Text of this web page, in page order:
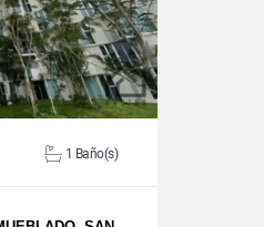
1 Baño(s)